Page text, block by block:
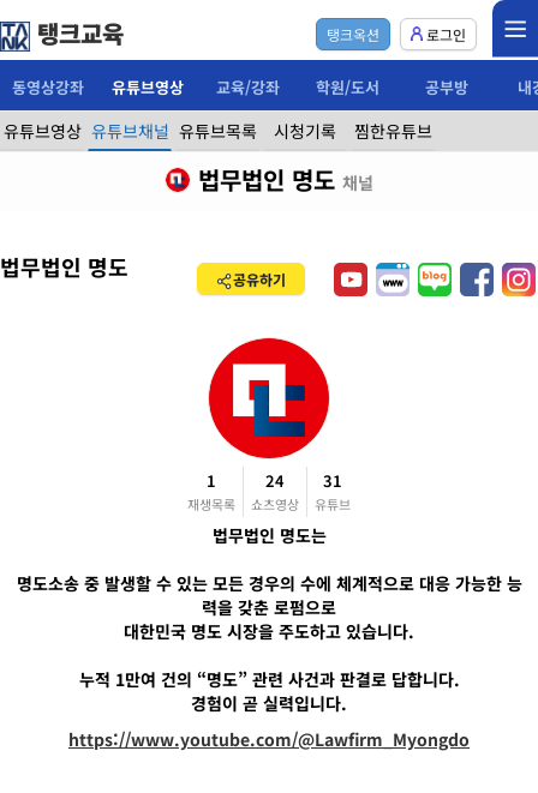
탱크교육 탱크옥션 로그인
동영상강좌 유튜브영상 교육/강좌 학원/도서 공부방 내
유튜브영상 유튜브채널 유튜브목록 시청기록 찜한유튜브
법무법인 명도 채널
법무법인 명도 공유하기
1
재생목록
24
쇼츠영상
31
유튜브
법무법인 명도는
명도소송 중 발생할 수 있는 모든 경우의 수에 체계적으로 대응 가능한 능
력을 갖춘 로펌으로
대한민국 명도 시장을 주도하고 있습니다.
누적 1만여 건의 “명도” 관련 사건과 판결로 답합니다.
경험이 곧 실력입니다.
https://www.youtube.com/@Lawfirm_Myongdo